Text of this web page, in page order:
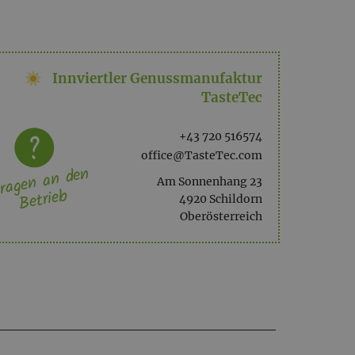
Innviertler Genussmanufaktur
TasteTec
+43 720 516574
office@TasteTec.com
Am Sonnenhang 23
4920 Schildorn
Oberösterreich
an den
Betrieb